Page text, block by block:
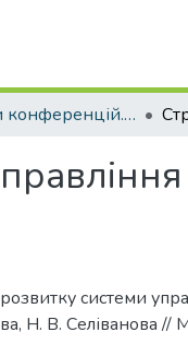
Матеріали конференцій. Кафедра менеджменту
системи
Н. В. Селіванова //